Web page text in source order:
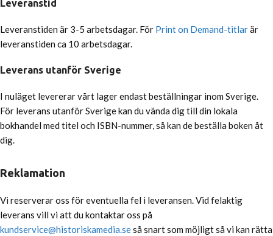
Leveranstid
Leveranstiden är 3-5 arbetsdagar. För Print on Demand-titlarär
leveranstiden ca 10 arbetsdagar.
Leverans utanför Sverige
I nuläget levererar vårt lager endast beställningar inom Sverige.
För leverans utanför Sverige kan du vända dig till din lokala
bokhandel med titel och ISBN-nummer, så kan de beställa boken åt
dig.
Reklamation
Vi reserverar oss för eventuella fel i leveransen. Vid felaktig
leverans vill vi att du kontaktar oss på
kundservice@historiskamedia.seså snart som möjligt så vi kan rätta